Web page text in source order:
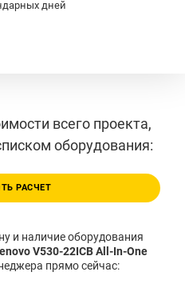
дней
всего проекта,
оборудования:
РАСЧЕТ
и наличие оборудования
V530-22ICB All-In-One
прямо сейчас: